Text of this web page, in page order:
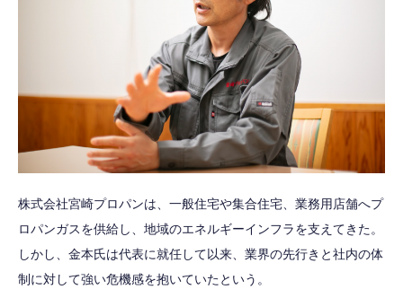
株式会社宮崎プロパンは、一般住宅や集合住宅、業務用店舗へプ
ロパンガスを供給し、地域のエネルギーインフラを支えてきた。
しかし、金本氏は代表に就任して以来、業界の先行きと社内の体
制に対して強い危機感を抱いていたという。